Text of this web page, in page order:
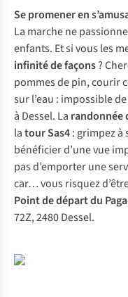
Se promener en
La marche ne
enfants. Et si vous les
infinité de façons?
pommes de pin, courir
sur l’eau : impossible
à Dessel. La randonnée
latour Sas4: grimpez à
bénéficier d’une vue
pas d’emporter une
car… vous risquez
Point de départ du
72Z, 2480 Dessel.